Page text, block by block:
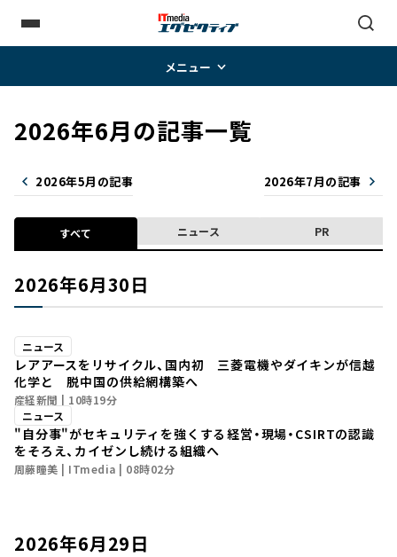
メニュー
2026年6月の記事一覧
2026年5月の記事 2026年7月の記事
すべて ニュース PR
2026年6月30日
ニュース
レアアースをリサイクル、国内初 三菱電機やダイキンが信越
化学と 脱中国の供給網構築へ
産経新聞
10時19分
ニュース
"自分事"がセキュリティを強くする――経営・現場・CSIRTの認識
をそろえ、カイゼンし続ける組織へ
周藤瞳美 ITmedia 08時02分
2026年6月29日